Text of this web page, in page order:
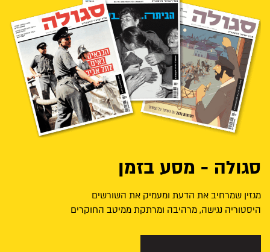
סגולה - מסע בזמן
מגזין שמרחיב את הדעת ומעמיק את השורשים
היסטוריה נגישה, מרהיבה ומרתקת ממיטב החוקרים